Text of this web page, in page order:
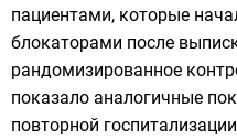
пациентами, которые
блокаторами после
рандомизированное
показало аналогичные
повторной